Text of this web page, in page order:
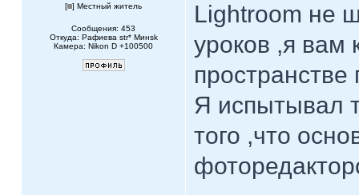
[ ] Местный житель
Сообщения: 453
Откуда: Рафиева str* Mинsk
Камера: Nikon D +100500
Lightroom не
уроков ,я вам
пространстве
Я испытывал
того ,что